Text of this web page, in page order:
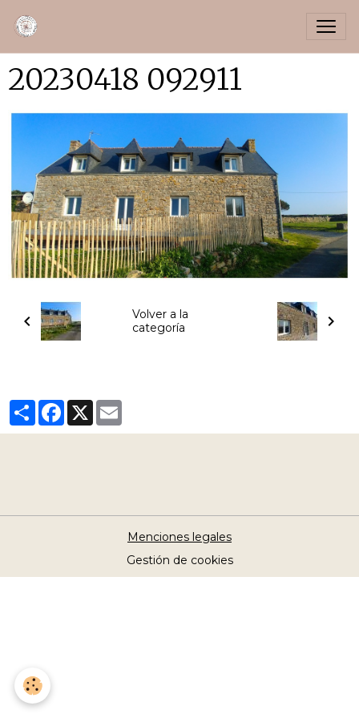
20230418 092911
Volver a la
categoría
PartagerFacebook
X
Menciones legales
Gestión de cookies